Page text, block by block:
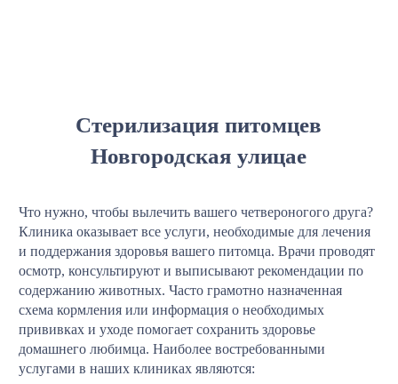
Стерилизация питомцев
Новгородская улицае
Что нужно, чтобы вылечить вашего четвероногого друга?
Клиника оказывает все услуги, необходимые для лечения
и поддержания здоровья вашего питомца. Врачи проводят
осмотр, консультируют и выписывают рекомендации по
содержанию животных. Часто грамотно назначенная
схема кормления или информация о необходимых
прививках и уходе помогает сохранить здоровье
домашнего любимца. Наиболее востребованными
услугами в наших клиниках являются: